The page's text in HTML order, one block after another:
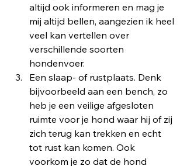
altijd ook informeren en mag je
mij altijd bellen, aangezien ik heel
veel kan vertellen over
verschillende soorten
hondenvoer.
Een slaap- of rustplaats. Denk
bijvoorbeeld aan een bench, zo
heb je een veilige afgesloten
ruimte voor je hond waar hij of zij
zich terug kan trekken en echt
tot rust kan komen. Ook
voorkom je zo dat de hond